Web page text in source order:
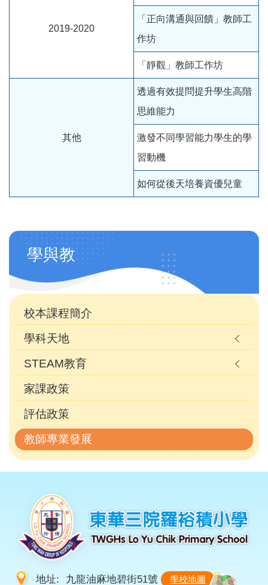
2019-2020
「正向溝通與回饋」教師工
作坊
「靜觀」教師工作坊
其他
透過有效提問提升學生高階
思維能力
激發不同學習能力學生的學
習動機
如何從後天培養資優兒童
Main
navigation
(自
訂)
學與教
校本課程簡介
學科天地
STEAM教育
家課政策
評估政策
教師專業發展
地址: 九龍油麻地碧街51號 學校地圖